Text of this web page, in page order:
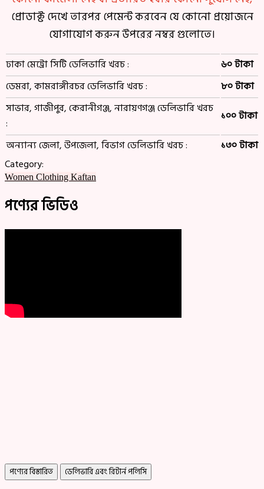
প্রোডাক্ট দেখে তারপর পেমেন্ট করবেন যে কোনো প্রয়োজনে
যোগাযোগ করুন উপরের নম্বর গুলোতে।
ঢাকা মেট্রো সিটি ডেলিভারি খরচ :
৬০ টাকা
ডেমরা, কামরাঙ্গীরচর ডেলিভারি খরচ :
৮০ টাকা
সাভার, গাজীপুর, কেরানীগঞ্জ, নারায়ণগঞ্জ ডেলিভারি খরচ
:
১০০ টাকা
অন্যান্য জেলা, উপজেলা, বিভাগ ডেলিভারি খরচ :
১৩০ টাকা
Category:
Women Clothing Kaftan
পণ্যের ভিডিও
পণ্যের বিস্তারিত ডেলিভারি এবং রিটার্ন পলিসি